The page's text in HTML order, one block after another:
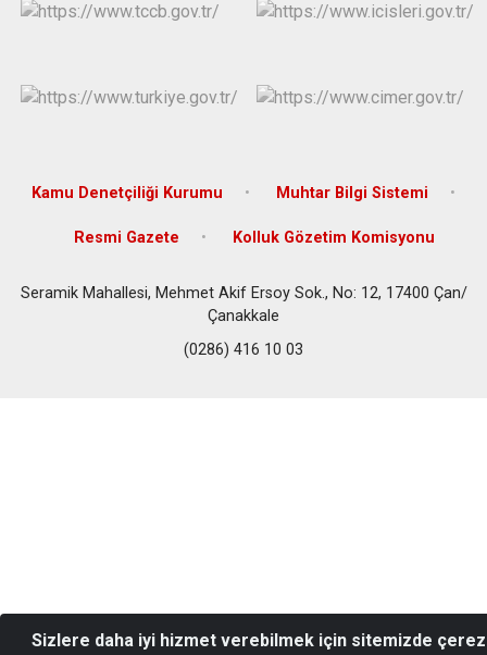
Kamu Denetçiliği Kurumu Muhtar Bilgi Sistemi
Resmi Gazete Kolluk Gözetim Komisyonu
Seramik Mahallesi, Mehmet Akif Ersoy Sok., No: 12, 17400 Çan/
Çanakkale
(0286) 416 10 03
Sizlere daha iyi hizmet verebilmek için sitemizde